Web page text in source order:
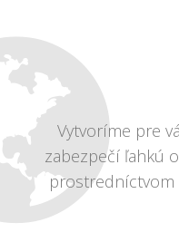
Vytvoríme pre
zabezpečí ľahkú
prostredníctvom